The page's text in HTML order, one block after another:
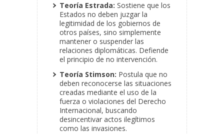
Teoría Estrada: Sostiene que los
Estados no deben juzgar la
legitimidad de los gobiernos de
otros países, sino simplemente
mantener o suspender las
relaciones diplomáticas. Defiende
el principio de no intervención.
Teoría Stimson: Postula que no
deben reconocerse las situaciones
creadas mediante el uso de la
fuerza o violaciones del Derecho
Internacional, buscando
desincentivar actos ilegítimos
como las invasiones.